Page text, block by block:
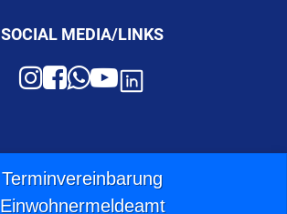
SOCIAL MEDIA/LINKS
Terminvereinbarung
Einwohnermeldeamt